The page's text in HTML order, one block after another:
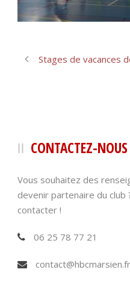
Stages de vacances
CONTACTEZ-NOUS
Vous souhaitez des
devenir partenaire du club
contacter !
06 25 78 77 21
contact@hbcmarsien.fr